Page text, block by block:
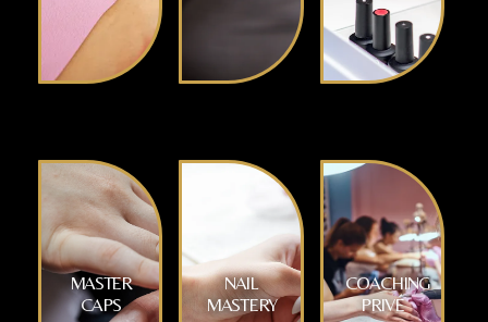
MASTER
CAPS
NAIL
MASTERY
COACHING
PRIVÉ